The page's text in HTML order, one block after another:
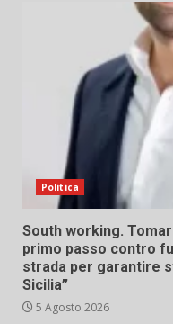
Politica
South working.
primo passo contro
strada per garantire
Sicilia”
5 Agosto 2026